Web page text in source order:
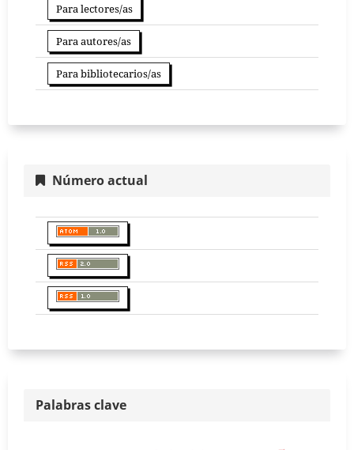
Para lectores/as
Para autores/as
Para bibliotecarios/as
Número actual
Palabras clave